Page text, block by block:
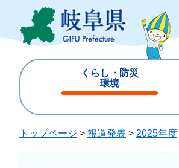
ジ
ュ
くらし・防災
環境
じ
トップページ > 報道発表 > 2025年度